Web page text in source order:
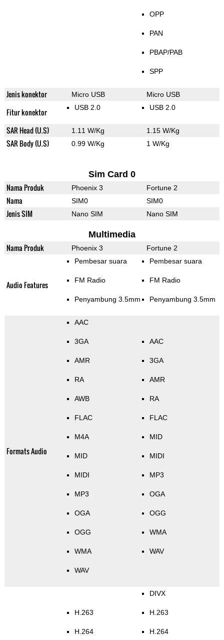
OPP
PAN
PBAP/PAB
SPP
Jenis konektor Micro USB Micro USB
Fitur konektor USB 2.0 USB 2.0
SAR Head (U.S) 1.11 W/Kg 1.15 W/Kg
SAR Body (U.S) 0.99 W/Kg 1 W/Kg
Sim Card 0
Nama Produk Phoenix 3 Fortune 2
Nama SIM0 SIM0
Jenis SIM Nano SIM Nano SIM
Multimedia
Nama Produk Phoenix 3 Fortune 2
Audio Features
Pembesar suara
FM Radio
Penyambung 3.5mm
Pembesar suara
FM Radio
Penyambung 3.5mm
Formats Audio
AAC
3GA
AMR
RA
AWB
FLAC
M4A
MID
MIDI
MP3
OGA
OGG
WMA
WAV
AAC
3GA
AMR
RA
FLAC
MID
MIDI
MP3
OGA
OGG
WMA
WAV
H.263
H.264
DIVX
H.263
H.264